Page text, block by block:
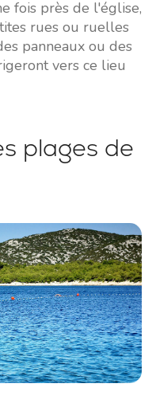
fois près de l'église,
rues ou ruelles
panneaux ou des
vers ce lieu
plages de